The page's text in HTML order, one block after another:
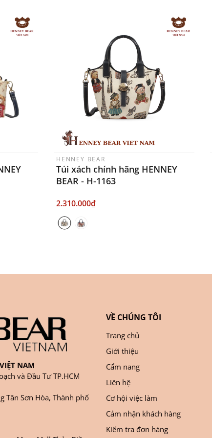
HENNEY BEAR
Túi xách chính hãng HENNEY
BEAR - H-1163
2.310.000₫
NAM
và Đầu Tư TP.HCM
Tân Sơn Hòa, Thành phố
VỀ CHÚNG TÔI
Trang chủ
Giới thiệu
Cẩm nang
Liên hệ
Cơ hội việc làm
Cảm nhận khách hàng
Kiểm tra đơn hàng